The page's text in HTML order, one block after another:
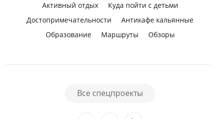
Активный отдых
Куда пойти с детьми
Достопримечательности
Антикафе кальянные
Образование
Маршруты Обзоры
Все спецпроекты